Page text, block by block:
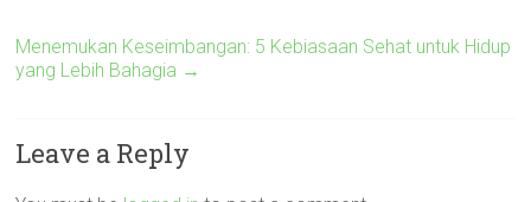
Menemukan Keseimbangan: 5 Kebiasaan Sehat untuk Hidup
yang Lebih Bahagia →
Leave a Reply